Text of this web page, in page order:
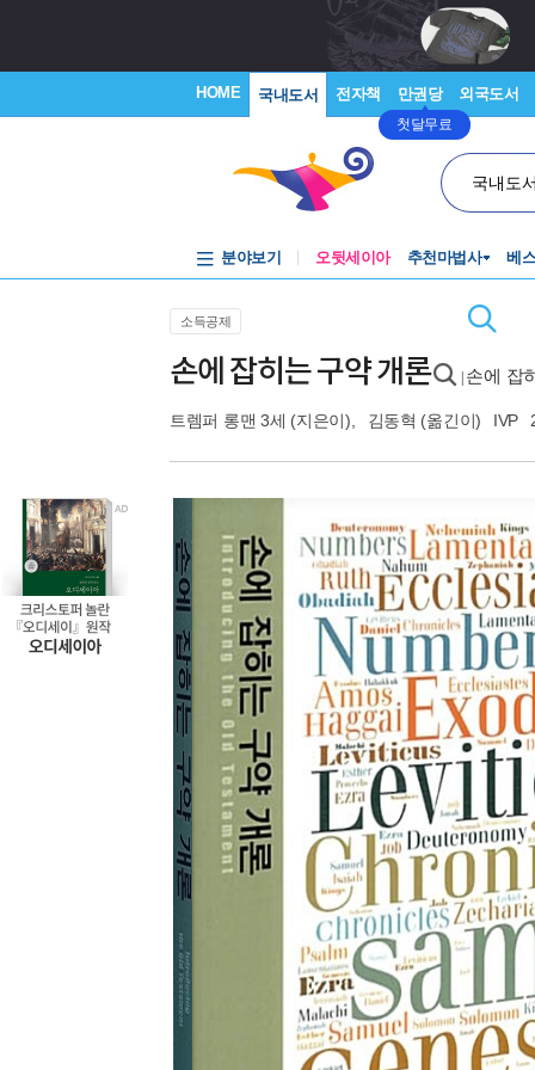
HOME 국내도서 전자책 만권당
첫달무료
외국도서
국내도
분야보기 오뒷세이아 추천마법사 베
소득공제
손에 잡히는 구약 개론 손에 잡
트렘퍼 롱맨 3세 (지은이), 김동혁 (옮긴이) IVP